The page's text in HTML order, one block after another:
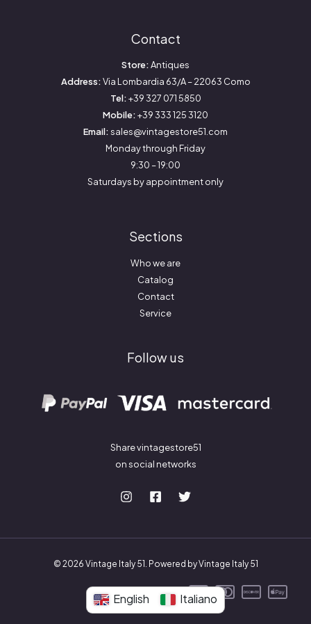
Contact
Store:Antiques
Address:Via Lombardia 63/A – 22063 Como
Tel:+39 327 071 5850
Mobile:+39 333 125 3120
Email:sales@vintagestore51.com
Monday through Friday
9:30 – 19:00
Saturdays by appointment only
Sections
Who we are
Catalog
Contact
Service
Follow us
Share vintagestore51
on social networks
© 2026 Vintage Italy 51. Powered by Vintage Italy 51
English Italiano